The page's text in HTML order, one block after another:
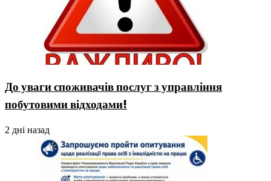
До уваги споживачів послуг з управління
побутовими відходами!
2 дні назад